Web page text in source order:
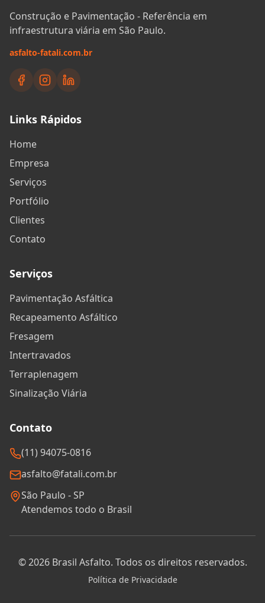
Construção e Pavimentação - Referência em
infraestrutura viária em São Paulo.
asfalto-fatali.com.br
Links Rápidos
Home
Empresa
Serviços
Portfólio
Clientes
Contato
Serviços
Pavimentação Asfáltica
Recapeamento Asfáltico
Fresagem
Intertravados
Terraplenagem
Sinalização Viária
Contato
(11) 94075-0816
asfalto@fatali.com.br
São Paulo - SP
Atendemos todo o Brasil
©2026Brasil Asfalto. Todos os direitos reservados.
Política de Privacidade